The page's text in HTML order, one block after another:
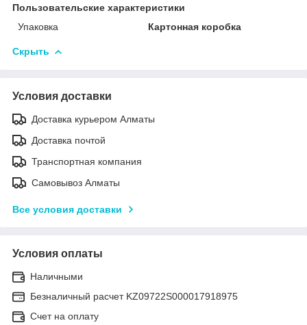
Пользовательские характеристики
Упаковка
Картонная коробка
Скрыть
Условия доставки
Доставка курьером Алматы
Доставка почтой
Транспортная компания
Самовывоз Алматы
Все условия доставки
Условия оплаты
Наличными
Безналичный расчет KZ09722S000017918975
Счет на оплату